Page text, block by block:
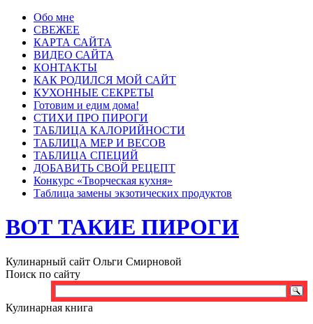
Обо мне
СВЕЖЕЕ
КАРТА САЙТА
ВИДЕО САЙТА
КОНТАКТЫ
КАК РОДИЛСЯ МОЙ САЙТ
КУХОННЫЕ СЕКРЕТЫ
Готовим и едим дома!
СТИХИ ПРО ПИРОГИ
ТАБЛИЦА КАЛОРИЙНОСТИ
ТАБЛИЦА МЕР И ВЕСОВ
ТАБЛИЦА СПЕЦИЙ
ДОБАВИТЬ СВОЙ РЕЦЕПТ
Конкурс «Творческая кухня»
Таблица замены экзотических продуктов
ВОТ ТАКИЕ ПИРОГИ
Кулинарный сайт Ольги Смирновой
Поиск по сайту
Кулинарная книга